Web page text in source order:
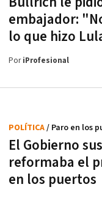
embajador:
lo que hizo
PoriProfesional
El Gobierno
reformaba el
en los puertos
POLÍTICA/ Paro en los